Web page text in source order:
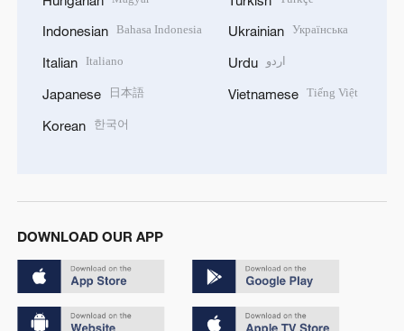
Indonesian Bahasa Indonesia
Italian Italiano
Japanese 日本語
Korean 한국어
Ukrainian Українська
Urdu اردو
Vietnamese Tiếng Việt
DOWNLOAD OUR APP